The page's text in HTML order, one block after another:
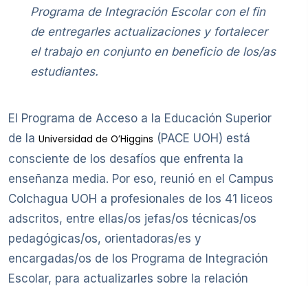
Programa de Integración Escolar con el fin
de entregarles actualizaciones y fortalecer
el trabajo en conjunto en beneficio de los/as
estudiantes.
El Programa de Acceso a la Educación Superior
de la Universidad de O’Higgins (PACE UOH) está
consciente de los desafíos que enfrenta la
enseñanza media. Por eso, reunió en el Campus
Colchagua UOH a profesionales de los 41 liceos
adscritos, entre ellas/os jefas/os técnicas/os
pedagógicas/os, orientadoras/es y
encargadas/os de los Programa de Integración
Escolar, para actualizarles sobre la relación